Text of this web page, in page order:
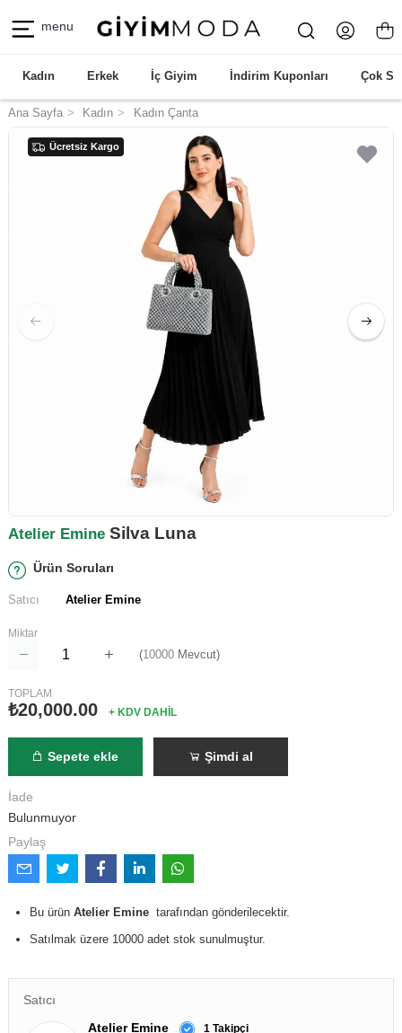
menu
Kadın Erkek İç Giyim İndirim Kuponları Çok
Ana Sayfa Kadın Kadın Çanta
Ücretsiz Kargo
Ücretsiz Kargo
Ücretsiz Kargo
Ücretsiz Kargo
Ücretsiz Kargo
Ücretsiz Kargo
Atelier EmineSilva Luna
Ürün Soruları
Satıcı Atelier Emine
Miktar
(10000Mevcut)
TOPLAM
₺20,000.00 + KDV DAHİL
Sepete ekle Şimdi al
İade
Bulunmuyor
Paylaş
Bu ürün Atelier Emine tarafından gönderilecektir.
Satılmak üzere 10000 adet stok sunulmuştur.
Satıcı
Atelier Emine
1 Takipçi